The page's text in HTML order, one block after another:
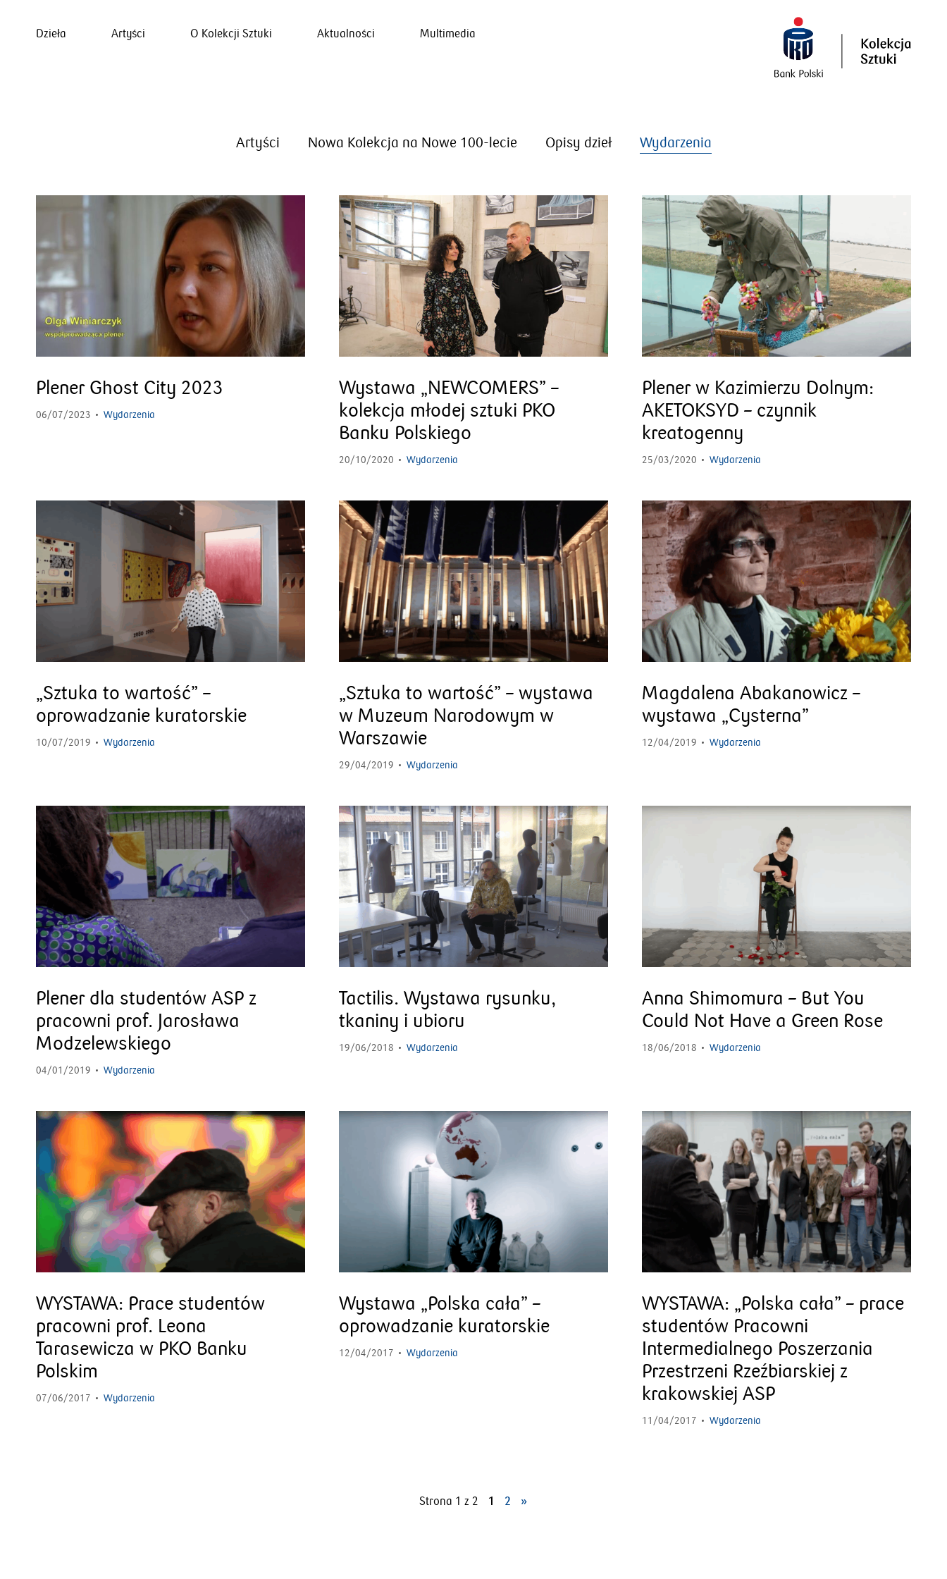
Dzieła Artyści O Kolekcji Sztuki Aktualności Multimedia
Artyści Nowa Kolekcja na Nowe 100-lecie Opisy dzieł Wydarzenia
Plener Ghost City 2023
06/07/2023 Wydarzenia
Wystawa „NEWCOMERS” –
kolekcja młodej sztuki PKO
Banku Polskiego
20/10/2020 Wydarzenia
Plener w Kazimierzu Dolnym:
AKETOKSYD – czynnik
kreatogenny
25/03/2020 Wydarzenia
„Sztuka to wartość” –
oprowadzanie kuratorskie
10/07/2019 Wydarzenia
„Sztuka to wartość” – wystawa
w Muzeum Narodowym w
Warszawie
29/04/2019 Wydarzenia
Magdalena Abakanowicz –
wystawa „Cysterna”
12/04/2019 Wydarzenia
Plener dla studentów ASP z
pracowni prof. Jarosława
Modzelewskiego
04/01/2019 Wydarzenia
Tactilis. Wystawa rysunku,
tkaniny i ubioru
19/06/2018 Wydarzenia
Anna Shimomura – But You
Could Not Have a Green Rose
18/06/2018 Wydarzenia
WYSTAWA: Prace studentów
pracowni prof. Leona
Tarasewicza w PKO Banku
Polskim
07/06/2017 Wydarzenia
Wystawa „Polska cała” –
oprowadzanie kuratorskie
12/04/2017 Wydarzenia
WYSTAWA: „Polska cała” – prace
studentów Pracowni
Intermedialnego Poszerzania
Przestrzeni Rzeźbiarskiej z
krakowskiej ASP
11/04/2017 Wydarzenia
Strona 1 z 2 1 2 »